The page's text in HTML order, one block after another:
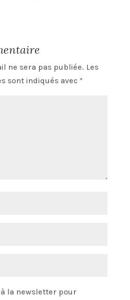
ne sera pas publiée. Les
sont indiqués avec *
la newsletter pour